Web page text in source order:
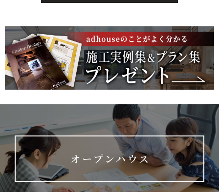
オープンハウス